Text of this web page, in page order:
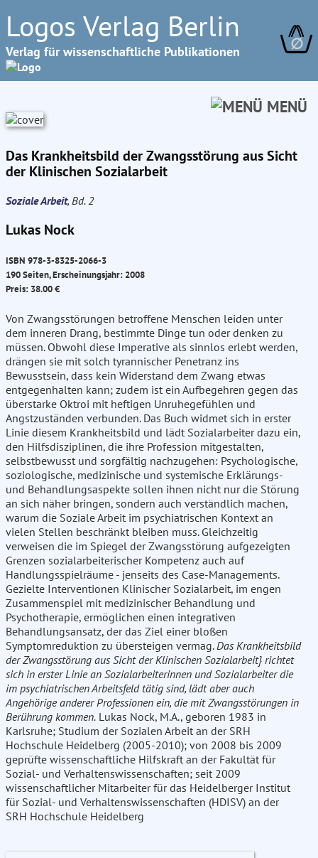
Logos Verlag Berlin
Verlag für wissenschaftliche Publikationen ∅
MENÜ
Das Krankheitsbild der Zwangsstörung aus Sicht
der Klinischen Sozialarbeit
Soziale Arbeit, Bd. 2
Lukas Nock
ISBN 978-3-8325-2066-3
190 Seiten, Erscheinungsjahr: 2008
Preis: 38.00 €
Von Zwangsstörungen betroffene Menschen leiden unter
dem inneren Drang, bestimmte Dinge tun oder denken zu
müssen. Obwohl diese Imperative als sinnlos erlebt werden,
drängen sie mit solch tyrannischer Penetranz ins
Bewusstsein, dass kein Widerstand dem Zwang etwas
entgegenhalten kann; zudem ist ein Aufbegehren gegen das
überstarke Oktroi mit heftigen Unruhegefühlen und
Angstzuständen verbunden. Das Buch widmet sich in erster
Linie diesem Krankheitsbild und lädt Sozialarbeiter dazu ein,
den Hilfsdisziplinen, die ihre Profession mitgestalten,
selbstbewusst und sorgfältig nachzugehen: Psychologische,
soziologische, medizinische und systemische Erklärungs-
und Behandlungsaspekte sollen ihnen nicht nur die Störung
an sich näher bringen, sondern auch verständlich machen,
warum die Soziale Arbeit im psychiatrischen Kontext an
vielen Stellen beschränkt bleiben muss. Gleichzeitig
verweisen die im Spiegel der Zwangsstörung aufgezeigten
Grenzen sozialarbeiterischer Kompetenz auch auf
Handlungsspielräume - jenseits des Case-Managements.
Gezielte Interventionen Klinischer Sozialarbeit, im engen
Zusammenspiel mit medizinischer Behandlung und
Psychotherapie, ermöglichen einen integrativen
Behandlungsansatz, der das Ziel einer bloßen
Symptomreduktion zu übersteigen vermag.Das Krankheitsbild
der Zwangsstörung aus Sicht der Klinischen Sozialarbeit} richtet
sich in erster Linie an Sozialarbeiterinnen und Sozialarbeiter die
im psychiatrischen Arbeitsfeld tätig sind, lädt aber auch
Angehörige anderer Professionen ein, die mit Zwangsstörungen in
Berührung kommen. Lukas Nock, M.A., geboren 1983 in
Karlsruhe; Studium der Sozialen Arbeit an der SRH
Hochschule Heidelberg (2005-2010); von 2008 bis 2009
geprüfte wissenschaftliche Hilfskraft an der Fakultät für
Sozial- und Verhaltenswissenschaften; seit 2009
wissenschaftlicher Mitarbeiter für das Heidelberger Institut
für Sozial- und Verhaltenswissenschaften (HDISV) an der
SRH Hochschule Heidelberg